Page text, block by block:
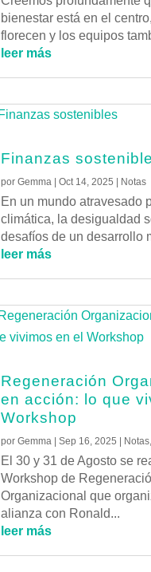
bienestar está en el
florecen y los equipos
leer más
Finanzas
porGemma |Oct 14, 2025 | Notas
En un mundo atravesado
climática, la desigualdad
desafíos de un desarrollo
leer más
Regeneración
en acción: lo que
Workshop
porGemma |Sep 16, 2025 Notas,
El 30 y 31 de Agosto se
Workshop de
Organizacional que
alianza con Ronald...
leer más